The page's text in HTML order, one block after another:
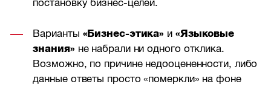
постановку бизнес-целей.
Варианты «Бизнес-этика» и «Языковые
знания» не набрали ни одного отклика.
Возможно, по причине недооцененности, либо
данные ответы просто «померкли» на фоне